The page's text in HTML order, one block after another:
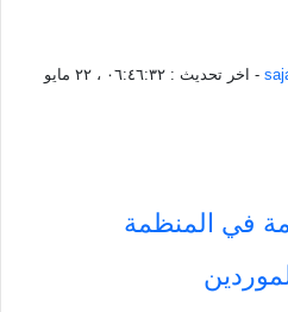
- اخر تحديث :
٠٦:٤٦:٣٢ ، ٢٢ مايو
في المنظمة